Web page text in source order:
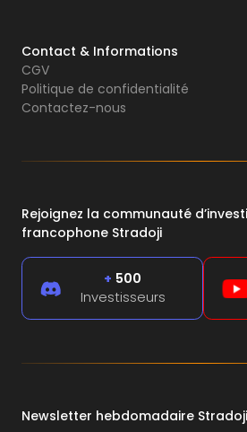
Contact & Informations
CGV
Politique de confidentialité
Contactez-nous
Rejoignez la communauté
francophone Stradoji
+ 500
Investisseurs
Newsletter hebdomadaire Stradoji